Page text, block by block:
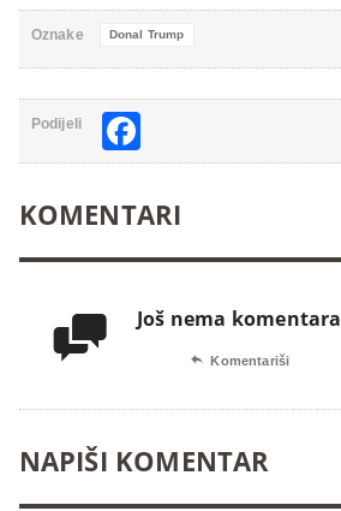
Oznake Donal Trump
Podijeli
KOMENTARI
 Još nema komentara
 Komentariši
NAPIŠI KOMENTAR